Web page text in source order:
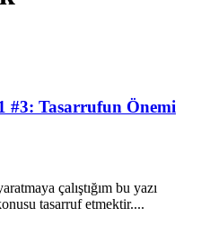
#3: Tasarrufun Önemi
çalıştığım bu yazı
tasarruf etmektir....